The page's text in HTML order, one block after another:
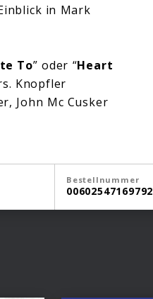
in Mark
To” oder “Heart
Knopfler
John Mc Cusker
Bestellnummer
00602547169792